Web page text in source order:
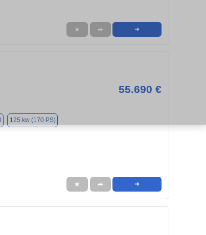
★ ➦ ➜
55.690 €
125 kw (170 PS)
★ ➦ ➜